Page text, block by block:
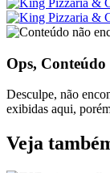
Ops,
Desculpe, não
exibidas aqui,
Veja